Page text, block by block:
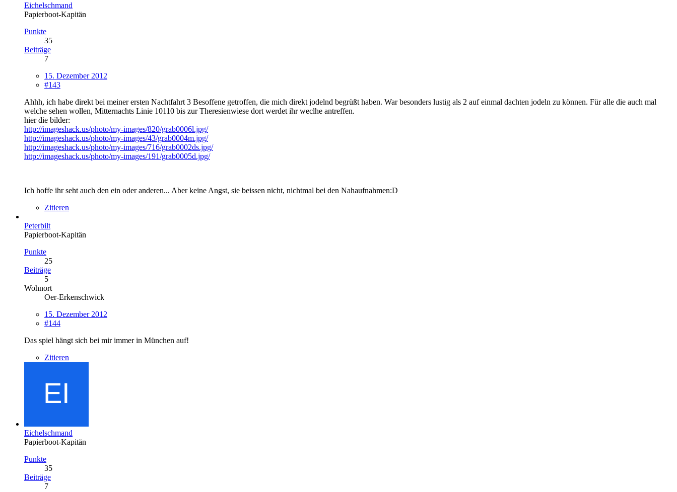
Eichelschmand
Papierboot-Kapitän
Punkte
35
Beiträge
7
15. Dezember 2012
#143
Ahhh, ich habe direkt bei meiner ersten Nachtfahrt 3 Besoffene getroffen, die mich direkt jodelnd begrüßt haben. War besonders lustig als 2 auf einmal dachten jodeln zu können. Für alle die auch mal
welche sehen wollen, Mitternachts Linie 10110 bis zur Theresienwiese dort werdet ihr weclhe antreffen.
hier die bilder:
http://imageshack.us/photo/my-images/820/grab0006l.jpg/
http://imageshack.us/photo/my-images/43/grab0004m.jpg/
http://imageshack.us/photo/my-images/716/grab0002ds.jpg/
http://imageshack.us/photo/my-images/191/grab0005d.jpg/
Ich hoffe ihr seht auch den ein oder anderen... Aber keine Angst, sie beissen nicht, nichtmal bei den Nahaufnahmen:D
Zitieren
Peterbilt
Papierboot-Kapitän
Punkte
25
Beiträge
5
Wohnort
Oer-Erkenschwick
15. Dezember 2012
#144
Das spiel hängt sich bei mir immer in München auf!
Zitieren
Eichelschmand
Papierboot-Kapitän
Punkte
35
Beiträge
7